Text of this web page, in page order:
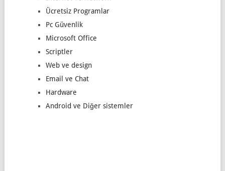
Ücretsiz Programlar
Pc Güvenlik
Microsoft Office
Scriptler
Web ve design
Email ve Chat
Hardware
Android ve Diğer sistemler